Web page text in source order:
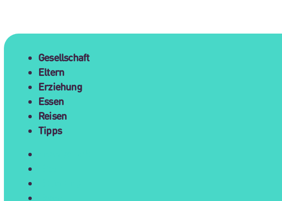
Gesellschaft
Eltern
Erziehung
Essen
Reisen
Tipps